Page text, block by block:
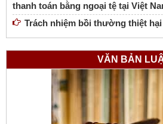
thanh toán bằng ngoại tệ tại Việt
Trách nhiệm bồi thường thiệt
VĂN BẢN